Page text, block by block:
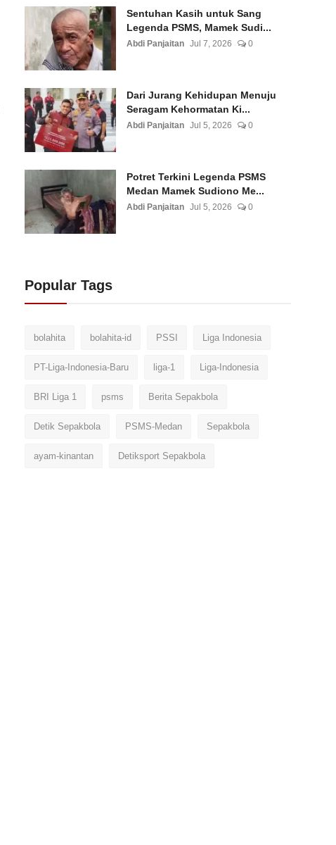
Sentuhan Kasih untuk Sang
Legenda PSMS, Mamek Sudi...
Abdi Panjaitan Jul 7, 2026 0
Dari Jurang Kehidupan Menuju
Seragam Kehormatan Ki...
Abdi Panjaitan Jul 5, 2026 0
Potret Terkini Legenda PSMS
Medan Mamek Sudiono Me...
Abdi Panjaitan Jul 5, 2026 0
Popular Tags
bolahita bolahita-id PSSI Liga Indonesia
PT-Liga-Indonesia-Baru liga-1 Liga-Indonesia
BRI Liga 1 psms Berita Sepakbola
Detik Sepakbola PSMS-Medan Sepakbola
ayam-kinantan Detiksport Sepakbola